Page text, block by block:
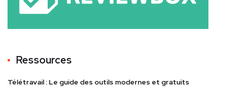
Ressources
Télétravail : Le guide des outils modernes et gratuits